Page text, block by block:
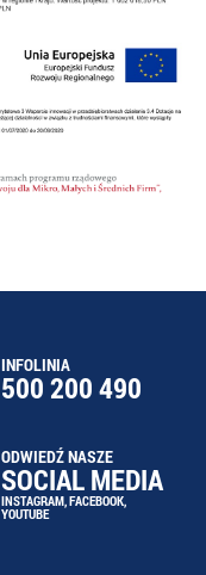
INFOLINIA
500 200 490
ODWIEDŹ NASZE
SOCIAL MEDIA
INSTAGRAM,FACEBOOK,
YOUTUBE